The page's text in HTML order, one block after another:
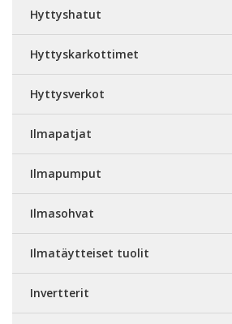
Hyttyshatut
Hyttyskarkottimet
Hyttysverkot
Ilmapatjat
Ilmapumput
Ilmasohvat
Ilmatäytteiset tuolit
Invertterit